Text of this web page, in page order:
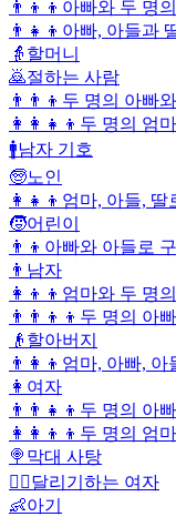
👨‍👦‍👦 아빠와 두 명
👨‍👧‍👦 아빠, 아들과
👵 할머니
🙇절하는 사람
👨‍👨‍👦 두 명의 아빠
👩‍👩‍👧‍👦 두 명의 엄
🚹남자 기호
🧓노인
👩‍👧‍👦 엄마, 아들, 딸
🧒어린이
👨‍👦 아빠와 아들로
👨 남자
👩‍👦‍👦 엄마와 두 명
👨‍👨‍👦‍👦 두 명의 아
👴 할아버지
👨‍👩‍👦 엄마, 아빠, 아
👩 여자
👨‍👨‍👧‍👦 두 명의 아
👩‍👩‍👦‍👦 두 명의 엄
🍭 막대 사탕
🏃‍♀️달리기하는 여자
👶아기